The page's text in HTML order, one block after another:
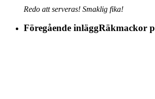
Redo att serveras! Smaklig fika!
Föregående inläggRäkmackor